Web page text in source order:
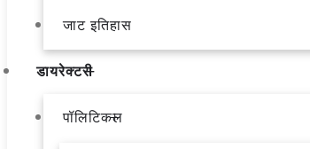
जाट इतिहास
डायरेक्टरी
पॉलिटिकल